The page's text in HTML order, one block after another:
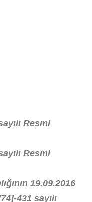
Resmi
Resmi
19.09.2016
431 sayılı